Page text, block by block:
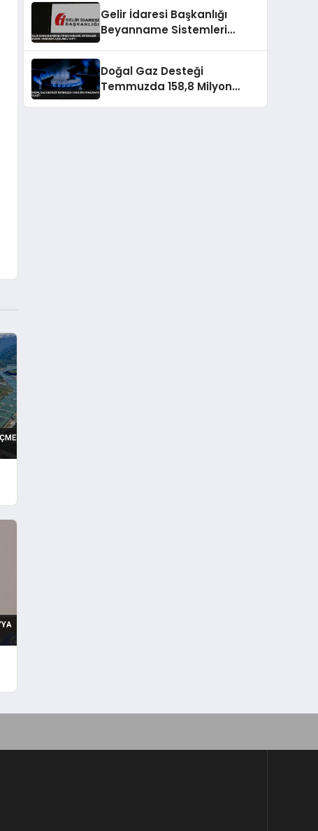
Gelir İdaresi Başkanlığı
Beyanname Sistemleri
Doğal Gaz Desteği
Temmuzda 158,8 Milyon